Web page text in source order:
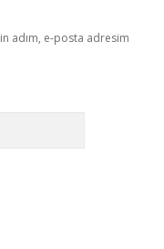
adım, e-posta adresim